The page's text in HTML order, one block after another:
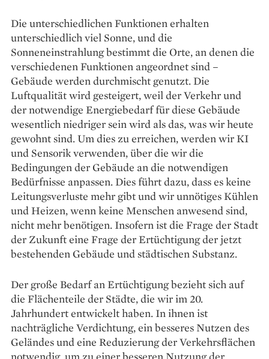
Die unterschiedlichen Funktionen erhalten
unterschiedlich viel Sonne, und die
Sonneneinstrahlung bestimmt die Orte, an denen die
verschiedenen Funktionen angeordnet sind –
Gebäude werden durchmischt genutzt. Die
Luftqualität wird gesteigert, weil der Verkehr und
der notwendige Energiebedarf für diese Gebäude
wesentlich niedriger sein wird als das, was wir heute
gewohnt sind. Um dies zu erreichen, werden wir KI
und Sensorik ­verwenden, über die wir die
Bedingungen der Gebäude an die notwendigen
Bedürfnisse anpassen. Dies führt dazu, dass es keine
Leitungsverluste mehr gibt und wir unnötiges Kühlen
und Heizen, wenn keine Menschen anwesend sind,
nicht mehr ­benötigen. Insofern ist die Frage der Stadt
der Zukunft eine Frage der Ertüchtigung der jetzt
bestehenden Gebäude und städtischen Substanz.
Der große Bedarf an Ertüchtigung ­bezieht sich auf
die Flächenteile der Städte, die wir im 20.
Jahrhundert entwickelt haben. In ­ihnen ist
nachträgliche Verdichtung, ein besseres ­Nutzen des
Geländes und eine Reduzierung der Verkehrs­flächen
notwendig, um zu einer bes­seren Nutzung der